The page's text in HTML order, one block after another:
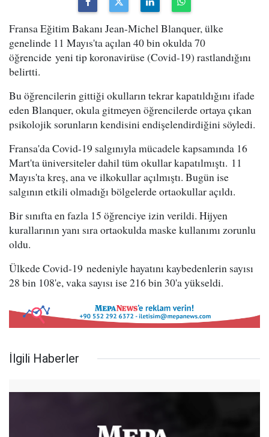
Fransa Eğitim Bakanı Jean-Michel Blanquer, ülke
genelinde 11 Mayıs'ta açılan 40 bin okulda 70
öğrencide yeni tip koronavirüse (Covid-19) rastlandığını
belirtti.
Bu öğrencilerin gittiği okulların tekrar kapatıldığını ifade
eden Blanquer, okula gitmeyen öğrencilerde ortaya çıkan
psikolojik sorunların kendisini endişelendirdiğini söyledi.
Fransa'da Covid-19 salgınıyla mücadele kapsamında 16
Mart'ta üniversiteler dahil tüm okullar kapatılmıştı. 11
Mayıs'ta kreş, ana ve ilkokullar açılmıştı. Bugün ise
salgının etkili olmadığı bölgelerde ortaokullar açıldı.
Bir sınıfta en fazla 15 öğrenciye izin verildi. Hijyen
kurallarının yanı sıra ortaokulda maske kullanımı zorunlu
oldu.
Ülkede Covid-19 nedeniyle hayatını kaybedenlerin sayısı
28 bin 108'e, vaka sayısı ise 216 bin 30'a yükseldi.
İlgili Haberler